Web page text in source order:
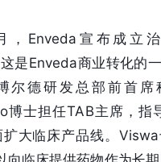
，Enveda宣布成立
这是Enveda商业转化的
尔德研发总部前首席
博士担任TAB主席，指
大临床产品线。Viswa